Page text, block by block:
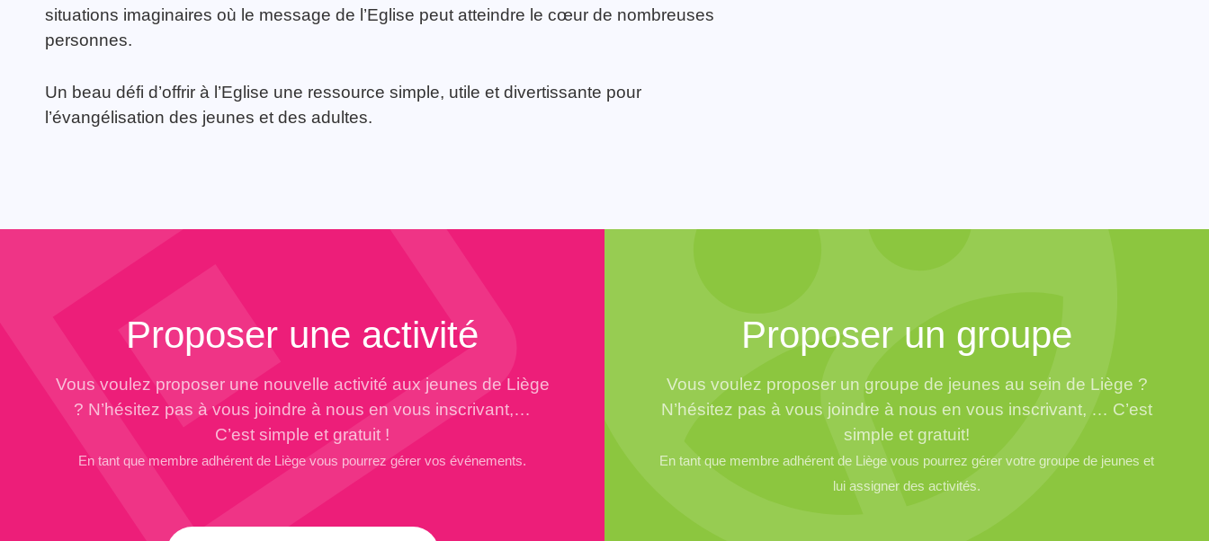
situations imaginaires où le message de l’Eglise peut atteindre le cœur de nombreuses
personnes.
Un beau défi d’offrir à l’Eglise une ressource simple, utile et divertissante pour
l’évangélisation des jeunes et des adultes.
Proposer une activité
Vous voulez proposer une nouvelle activité aux jeunes de Liège
? N’hésitez pas à vous joindre à nous en vous inscrivant,…
C’est simple et gratuit !
En tant que membre adhérent de Liège vous pourrez gérer vos événements.
Proposer un groupe
Vous voulez proposer un groupe de jeunes au sein de Liège ?
N’hésitez pas à vous joindre à nous en vous inscrivant, … C’est
simple et gratuit!
En tant que membre adhérent de Liège vous pourrez gérer votre groupe de jeunes et
lui assigner des activités.